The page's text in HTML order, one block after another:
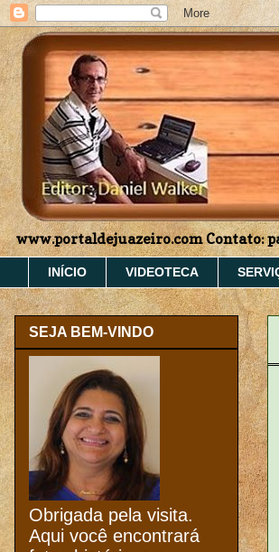
www.portaldejuazeiro.com Contato:
INÍCIO VIDEOTECA
SEJA BEM-VINDO
Obrigada pela visita.
Aqui você encontrará